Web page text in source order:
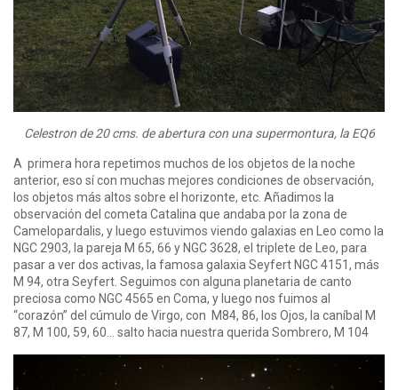
Celestron de 20 cms. de abertura con una supermontura, la EQ6
A primera hora repetimos muchos de los objetos de la noche
anterior, eso sí con muchas mejores condiciones de observación,
los objetos más altos sobre el horizonte, etc. Añadimos la
observación del cometa Catalina que andaba por la zona de
Camelopardalis, y luego estuvimos viendo galaxias en Leo como la
NGC 2903, la pareja M 65, 66 y NGC 3628, el triplete de Leo, para
pasar a ver dos activas, la famosa galaxia Seyfert NGC 4151, más
M 94, otra Seyfert. Seguimos con alguna planetaria de canto
preciosa como NGC 4565 en Coma, y luego nos fuimos al
“corazón” del cúmulo de Virgo, con M84, 86, los Ojos, la caníbal M
87, M 100, 59, 60… salto hacia nuestra querida Sombrero, M 104